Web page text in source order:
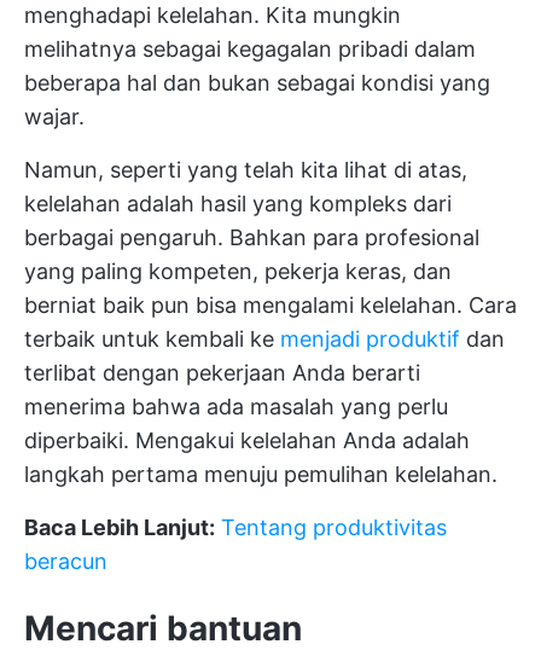
menghadapi kelelahan. Kita mungkin
melihatnya sebagai kegagalan pribadi dalam
beberapa hal dan bukan sebagai kondisi yang
wajar.
Namun, seperti yang telah kita lihat di atas,
kelelahan adalah hasil yang kompleks dari
berbagai pengaruh. Bahkan para profesional
yang paling kompeten, pekerja keras, dan
berniat baik pun bisa mengalami kelelahan. Cara
terbaik untuk kembali ke menjadi produktif dan
terlibat dengan pekerjaan Anda berarti
menerima bahwa ada masalah yang perlu
diperbaiki. Mengakui kelelahan Anda adalah
langkah pertama menuju pemulihan kelelahan.
Baca Lebih Lanjut: Tentang produktivitas
beracun
Mencari bantuan